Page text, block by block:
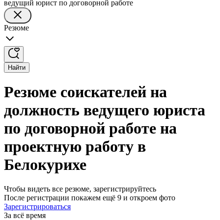
ведущий юрист по договорной работе
Резюме
Найти
Резюме соискателей на
должность ведущего юриста
по договорной работе на
проектную работу в
Белокурихе
Чтобы видеть все резюме, зарегистрируйтесь
После регистрации покажем ещё 9 и откроем фото
Зарегистрироваться
За всё время